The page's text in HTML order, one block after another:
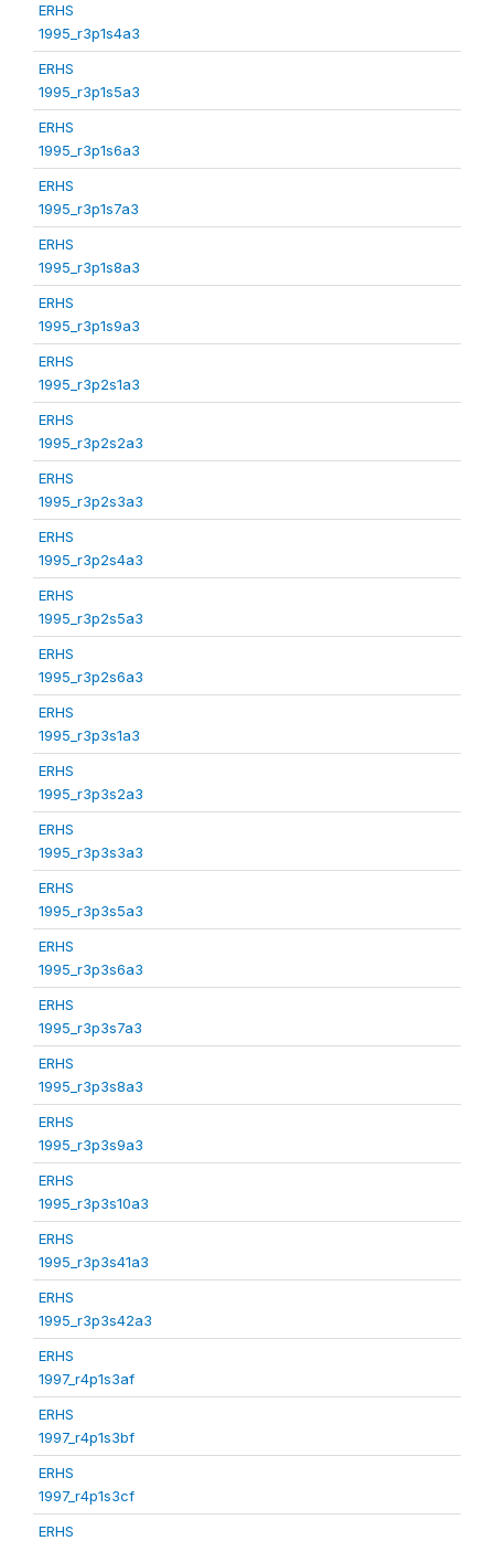
ERHS
1995_r3p1s4a3
ERHS
1995_r3p1s5a3
ERHS
1995_r3p1s6a3
ERHS
1995_r3p1s7a3
ERHS
1995_r3p1s8a3
ERHS
1995_r3p1s9a3
ERHS
1995_r3p2s1a3
ERHS
1995_r3p2s2a3
ERHS
1995_r3p2s3a3
ERHS
1995_r3p2s4a3
ERHS
1995_r3p2s5a3
ERHS
1995_r3p2s6a3
ERHS
1995_r3p3s1a3
ERHS
1995_r3p3s2a3
ERHS
1995_r3p3s3a3
ERHS
1995_r3p3s5a3
ERHS
1995_r3p3s6a3
ERHS
1995_r3p3s7a3
ERHS
1995_r3p3s8a3
ERHS
1995_r3p3s9a3
ERHS
1995_r3p3s10a3
ERHS
1995_r3p3s41a3
ERHS
1995_r3p3s42a3
ERHS
1997_r4p1s3af
ERHS
1997_r4p1s3bf
ERHS
1997_r4p1s3cf
ERHS